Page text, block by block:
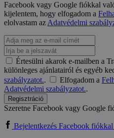
Facebook vagy Google fiókkal
kijelentem, hogy elfogadom a
elolvastam azAdatvédelmi
Értesülni akarok e-mailben a
különleges ajánlatairól és egyéb
szabályzatot.. Elfogadom a
Adatvédelmi szabályzatot..
Regisztráció
Szeretne Facebook vagy Google
Bejelentkezés Facebook fiókkal